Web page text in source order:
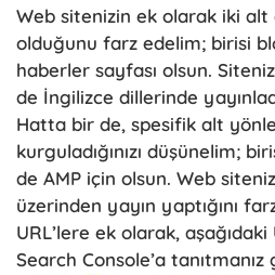
Web sitenizin ek olarak iki alt
olduğunu farz edelim; birisi
haberler sayfası olsun.
de İngilizce dillerinde
Hatta bir de, spesifik alt
kurguladığınızı düşünelim;
de AMP için olsun. Web
üzerinden yayın yaptığını
URL’lere ek olarak, aşağıdaki
Search Console’a